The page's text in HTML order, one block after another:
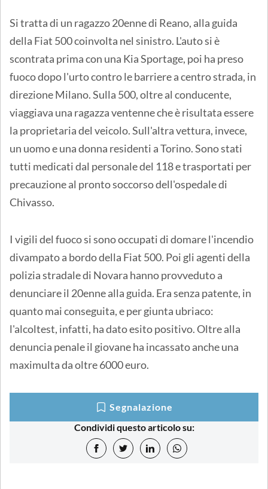
Si tratta di un ragazzo 20enne di Reano, alla guida
della Fiat 500 coinvolta nel sinistro. L'auto si è
scontrata prima con una Kia Sportage, poi ha preso
fuoco dopo l'urto contro le barriere a centro strada, in
direzione Milano. Sulla 500, oltre al conducente,
viaggiava una ragazza ventenne che è risultata essere
la proprietaria del veicolo. Sull'altra vettura, invece,
un uomo e una donna residenti a Torino. Sono stati
tutti medicati dal personale del 118 e trasportati per
precauzione al pronto soccorso dell'ospedale di
Chivasso.
I vigili del fuoco si sono occupati di domare l'incendio
divampato a bordo della Fiat 500. Poi gli agenti della
polizia stradale di Novara hanno provveduto a
denunciare il 20enne alla guida. Era senza patente, in
quanto mai conseguita, e per giunta ubriaco:
l'alcoltest, infatti, ha dato esito positivo. Oltre alla
denuncia penale il giovane ha incassato anche una
maximulta da oltre 6000 euro.
Segnalazione
Condividi questo articolo su: